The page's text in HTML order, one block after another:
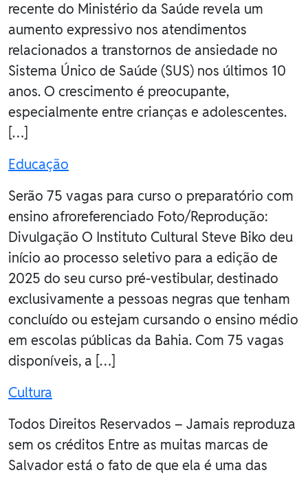
recente do Ministério da Saúde revela um
aumento expressivo nos atendimentos
relacionados a transtornos de ansiedade no
Sistema Único de Saúde (SUS) nos últimos 10
anos. O crescimento é preocupante,
especialmente entre crianças e adolescentes.
[…]
Educação
Serão 75 vagas para curso o preparatório com
ensino afroreferenciado Foto/Reprodução:
Divulgação O Instituto Cultural Steve Biko deu
início ao processo seletivo para a edição de
2025 do seu curso pré-vestibular, destinado
exclusivamente a pessoas negras que tenham
concluído ou estejam cursando o ensino médio
em escolas públicas da Bahia. Com 75 vagas
disponíveis, a […]
Cultura
Todos Direitos Reservados – Jamais reproduza
sem os créditos Entre as muitas marcas de
Salvador está o fato de que ela é uma das